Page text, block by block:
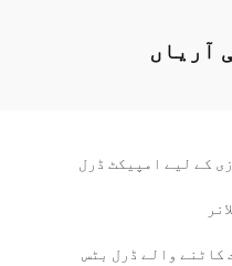
آریاں
کے لیے امپیکٹ ڈرل
کاٹنے والے ڈرل بٹس